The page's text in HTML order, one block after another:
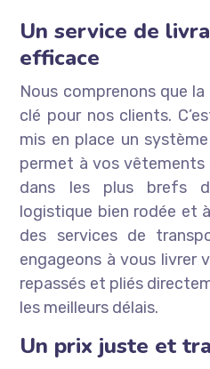
Un service de
efficace
Nous comprenons que
clé pour nos clients.
mis en place un
permet à vos
dans les plus brefs
logistique bien rodée et
des services de
engageons à vous livrer
repassés et pliés
les meilleurs délais.
Un prix juste et